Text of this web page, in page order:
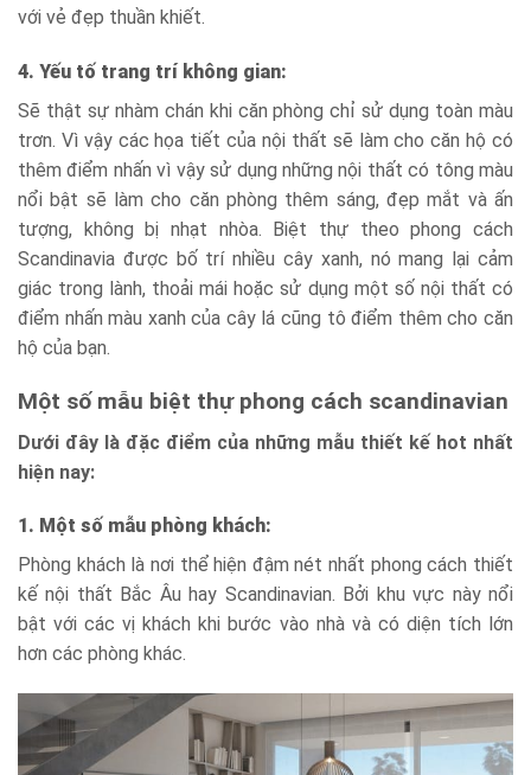
với vẻ đẹp thuần khiết.
4. Yếu tố trang trí không gian:
Sẽ thật sự nhàm chán khi căn phòng chỉ sử dụng toàn màu
trơn. Vì vậy các họa tiết của nội thất sẽ làm cho căn hộ có
thêm điểm nhấn vì vậy sử dụng những nội thất có tông màu
nổi bật sẽ làm cho căn phòng thêm sáng, đẹp mắt và ấn
tượng, không bị nhạt nhòa. Biệt thự theo phong cách
Scandinavia được bố trí nhiều cây xanh, nó mang lại cảm
giác trong lành, thoải mái hoặc sử dụng một số nội thất có
điểm nhấn màu xanh của cây lá cũng tô điểm thêm cho căn
hộ của bạn.
Một số mẫu biệt thự phong cách scandinavian
Dưới đây là đặc điểm của những mẫu thiết kế hot nhất
hiện nay:
1. Một số mẫu phòng khách:
Phòng khách là nơi thể hiện đậm nét nhất phong cách thiết
kế nội thất Bắc Âu hay Scandinavian. Bởi khu vực này nổi
bật với các vị khách khi bước vào nhà và có diện tích lớn
hơn các phòng khác.